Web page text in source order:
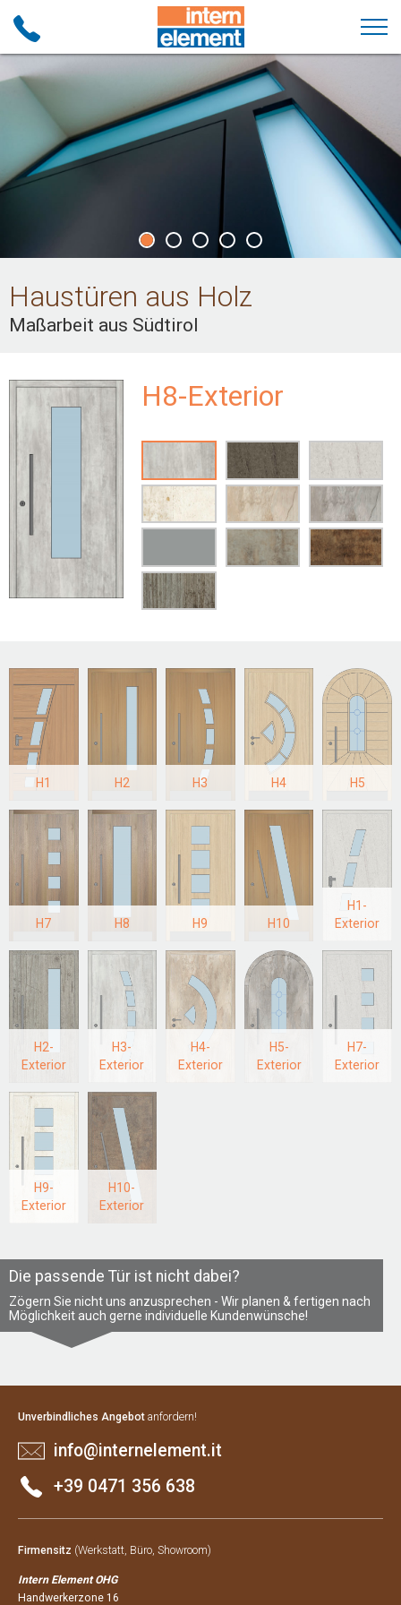
Haustüren aus Holz
Maßarbeit aus Südtirol
H8-Exterior
H1 H2 H3 H4 H5
H7 H8 H9 H10
H1-
Exterior
H2-
Exterior
H3-
Exterior
H4-
Exterior
H5-
Exterior
H7-
Exterior
H9-
Exterior
H10-
Exterior
Die passende Tür ist nicht dabei?
Zögern Sie nicht uns anzusprechen - Wir planen & fertigen nach
Möglichkeit auch gerne individuelle Kundenwünsche!
Unverbindliches Angebot anfordern!
info@internelement.it
+39 0471 356 638
Firmensitz (Werkstatt, Büro, Showroom)
Intern Element OHG
Handwerkerzone 16